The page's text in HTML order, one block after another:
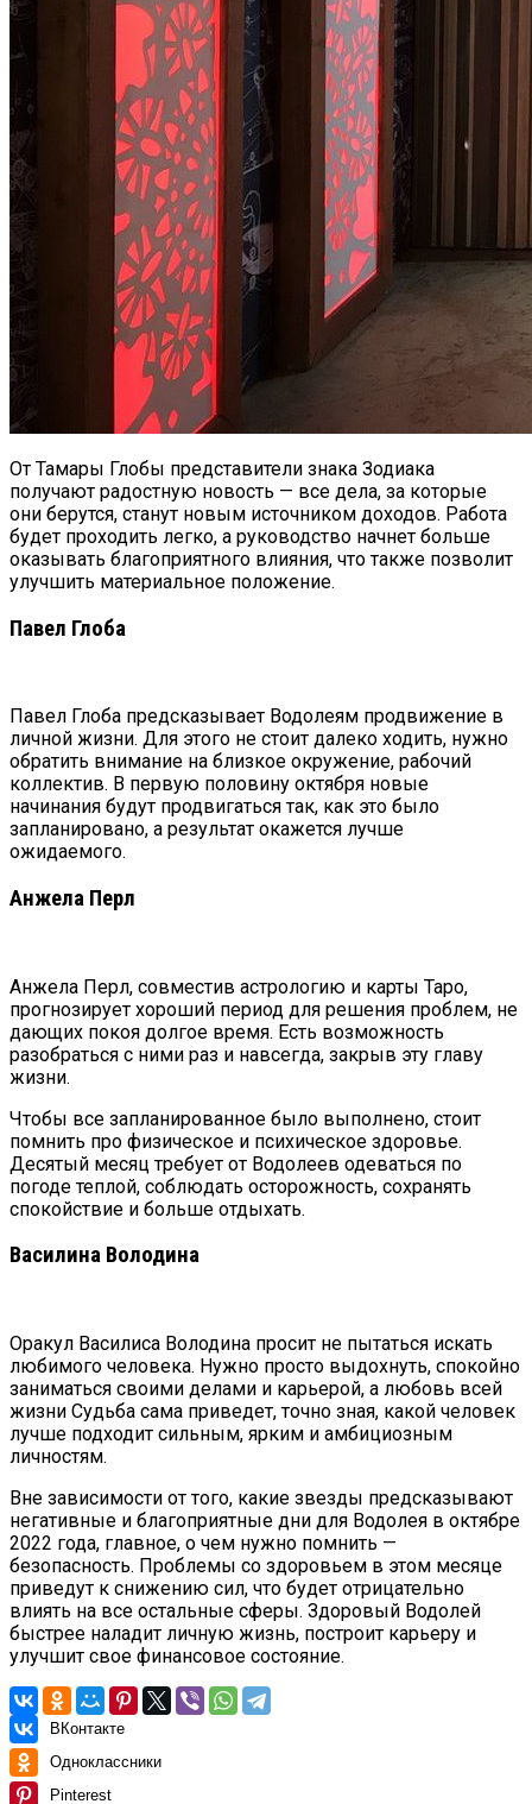
От Тамары Глобы представители знака Зодиака
получают радостную новость — все дела, за которые
они берутся, станут новым источником доходов. Работа
будет проходить легко, а руководство начнет больше
оказывать благоприятного влияния, что также позволит
улучшить материальное положение.
Павел Глоба
Павел Глоба предсказывает Водолеям продвижение в
личной жизни. Для этого не стоит далеко ходить, нужно
обратить внимание на близкое окружение, рабочий
коллектив. В первую половину октября новые
начинания будут продвигаться так, как это было
запланировано, а результат окажется лучше
ожидаемого.
Анжела Перл
Анжела Перл, совместив астрологию и карты Таро,
прогнозирует хороший период для решения проблем, не
дающих покоя долгое время. Есть возможность
разобраться с ними раз и навсегда, закрыв эту главу
жизни.
Чтобы все запланированное было выполнено, стоит
помнить про физическое и психическое здоровье.
Десятый месяц требует от Водолеев одеваться по
погоде теплой, соблюдать осторожность, сохранять
спокойствие и больше отдыхать.
Василина Володина
Оракул Василиса Володина просит не пытаться искать
любимого человека. Нужно просто выдохнуть, спокойно
заниматься своими делами и карьерой, а любовь всей
жизни Судьба сама приведет, точно зная, какой человек
лучше подходит сильным, ярким и амбициозным
личностям.
Вне зависимости от того, какие звезды предсказывают
негативные и благоприятные дни для Водолея в октябре
2022 года, главное, о чем нужно помнить —
безопасность. Проблемы со здоровьем в этом месяце
приведут к снижению сил, что будет отрицательно
влиять на все остальные сферы. Здоровый Водолей
быстрее наладит личную жизнь, построит карьеру и
улучшит свое финансовое состояние.
ВКонтакте
Одноклассники
Pinterest